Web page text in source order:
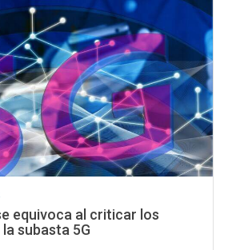
equivoca al criticar los
subasta 5G